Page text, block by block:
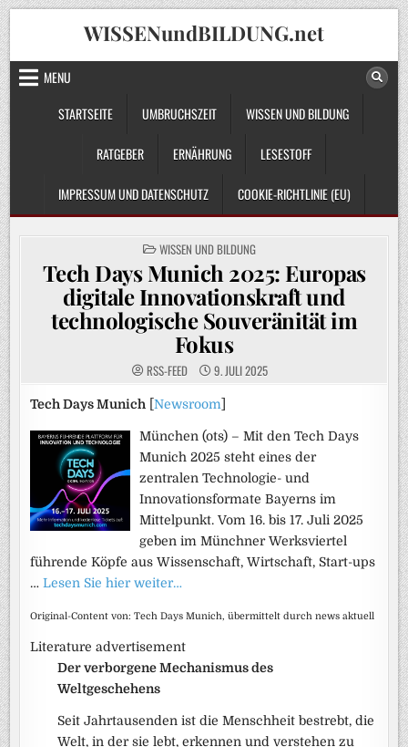
Skip
to
content
WISSENundBILDUNG.net
MENU
STARTSEITE
UMBRUCHSZEIT WISSEN UND BILDUNG
RATGEBER ERNÄHRUNG LESESTOFF
IMPRESSUM UND DATENSCHUTZ COOKIE-RICHTLINIE (EU)
POSTED
IN
WISSEN UND BILDUNG
Tech Days Munich 2025: Europas
digitale Innovationskraft und
technologische Souveränität im
Fokus
RSS-FEED 9. JULI 2025
Tech Days Munich [Newsroom
München (ots) – Mit den Tech Days
Munich 2025 steht eines der
zentralen Technologie- und
Innovationsformate Bayerns im
Mittelpunkt. Vom 16. bis 17. Juli 2025
geben im Münchner Werksviertel
führende Köpfe aus Wissenschaft, Wirtschaft, Start-ups
…Lesen Sie hier weiter…
Original-Content von: Tech Days Munich, übermittelt durch news aktuell
Literature advertisement
Der verborgene Mechanismus des
Weltgeschehens
Seit Jahrtausenden ist die Menschheit bestrebt, die
Welt, in der sie lebt, erkennen und verstehen zu